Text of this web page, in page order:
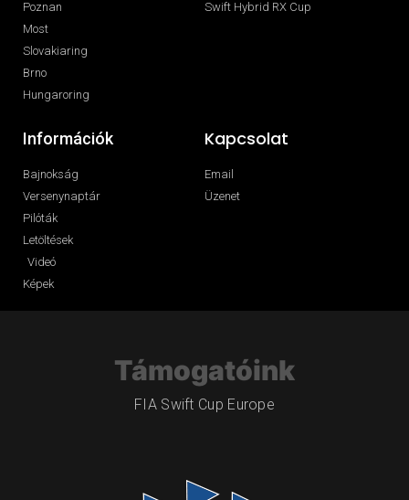
Poznan
Most
Slovakiaring
Brno
Hungaroring
Swift Hybrid RX Cup
Információk
Bajnokság
Versenynaptár
Pilóták
Letöltések
Videó
Képek
Kapcsolat
Email
Üzenet
Támogatóink
FIA Swift Cup Europe